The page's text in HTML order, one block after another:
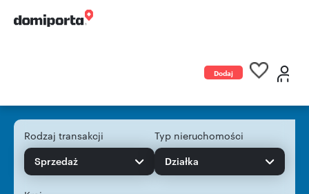
Dodaj
Rodzaj transakcji
Sprzedaż
Typ nieruchomości
Działka